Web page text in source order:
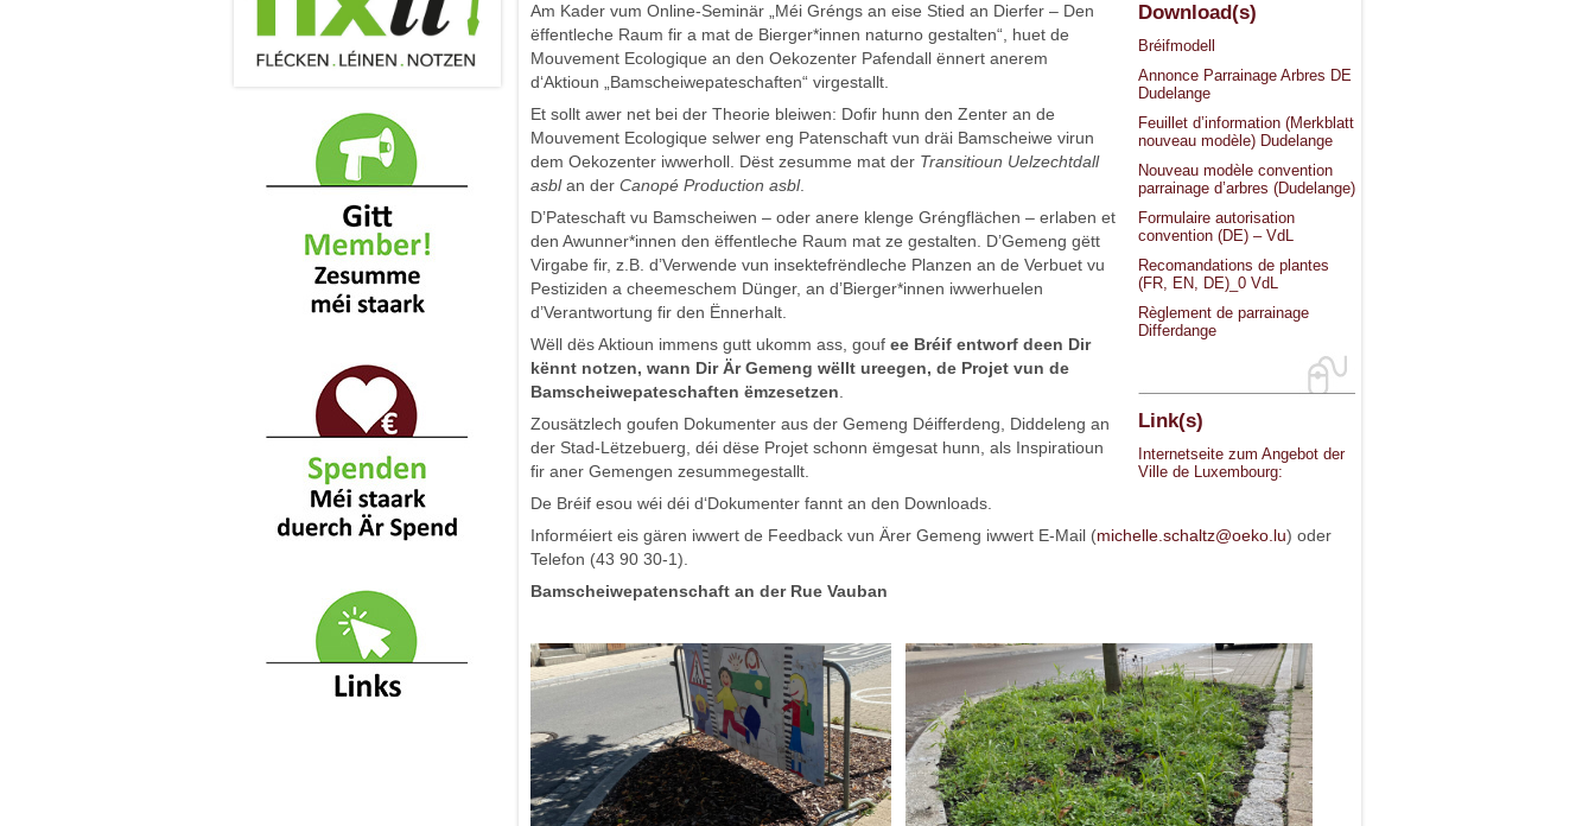
Download(s)
Bréifmodell
Annonce Parrainage Arbres DE
Dudelange
Feuillet d’information (Merkblatt
nouveau modèle) Dudelange
Nouveau modèle convention
parrainage d’arbres (Dudelange)
Formulaire autorisation
convention (DE) – VdL
Recomandations de plantes
(FR, EN, DE)_0 VdL
Règlement de parrainage
Differdange
Link(s)
Internetseite zum Angebot der
Ville de Luxembourg:
Am Kader vum Online-Seminär „Méi Gréngs an eise Stied an Dierfer – Den
ëffentleche Raum fir a mat de Bierger*innen naturno gestalten“, huet de
Mouvement Ecologique an den Oekozenter Pafendall ënnert anerem
d‘Aktioun „Bamscheiwepateschaften“ virgestallt.
Et sollt awer net bei der Theorie bleiwen: Dofir hunn den Zenter an de
Mouvement Ecologique selwer eng Patenschaft vun dräi Bamscheiwe virun
dem Oekozenter iwwerholl. Dëst zesumme mat der Transitioun Uelzechtdall
asblan der Canopé Production asbl.
D’Pateschaft vu Bamscheiwen – oder anere klenge Gréngflächen – erlaben et
den Awunner*innen den ëffentleche Raum mat ze gestalten. D’Gemeng gëtt
Virgabe fir, z.B. d’Verwende vun insektefrëndleche Planzen an de Verbuet vu
Pestiziden a cheemeschem Dünger, an d’Bierger*innen iwwerhuelen
d’Verantwortung fir den Ënnerhalt.
Wëll dës Aktioun immens gutt ukomm ass, gouf ee Bréif entworf deen Dir
kënnt notzen, wann Dir Är Gemeng wëllt ureegen, de Projet vun de
Bamscheiwepateschaften ëmzesetzen
Zousätzlech goufen Dokumenter aus der Gemeng Déifferdeng, Diddeleng an
der Stad-Lëtzebuerg, déi dëse Projet schonn ëmgesat hunn, als Inspiratioun
fir aner Gemengen zesummegestallt.
De Bréif esou wéi déi d‘Dokumenter fannt an den Downloads.
Informéiert eis gären iwwert de Feedback vun Ärer Gemeng iwwert E-Mail (michelle.schaltz@oeko.lu) oder
Telefon (43 90 30-1).
Bamscheiwepatenschaft an der Rue Vauban